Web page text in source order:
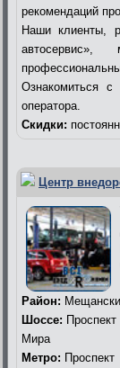
рекомендаций
Наши клиенты,
Ознакомиться
оператора.
Скидки:
Центр
Район:
Шоссе: Проспект
Мира
Метро: Проспект